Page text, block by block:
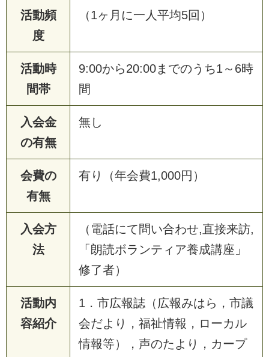
活動頻
度
（1ヶ月に一人平均5回）
活動時
間帯
9:00から20:00までのうち1～6時
間
入会金
の有無
無し
会費の
有無
有り（年会費1,000円）
入会方
法
（電話にて問い合わせ,直接来訪,
「朗読ボランティア養成講座」
修了者）
活動内
容紹介
1．市広報誌（広報みはら，市議
会だより，福祉情報，ローカル
情報等），声のたより，カープ